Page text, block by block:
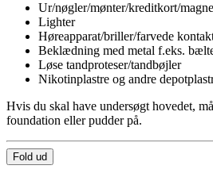
Ur/nøgler/mønter/kreditkort/
Lighter
Høreapparat/briller/farvede
Beklædning med metal f.eks.
Løse tandproteser/tandbøjler
Nikotinplastre og andre
Hvis du skal have undersøgt hovedet,
foundation eller pudder på.
Fold ud